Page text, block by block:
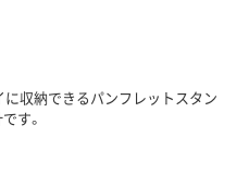
に収納できるパンフレットスタン
す。